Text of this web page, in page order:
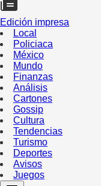
Edición impresa
Local
Policiaca
México
Mundo
Finanzas
Análisis
Cartones
Gossip
Cultura
Tendencias
Turismo
Deportes
Avisos
Juegos